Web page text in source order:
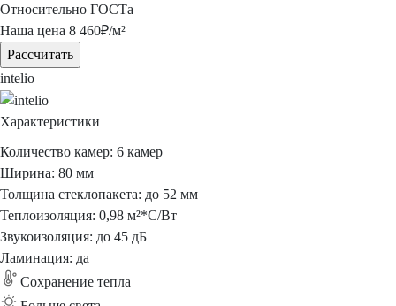
Относительно ГОСТа
Наша цена 8 460₽/м²
Рассчитать
intelio
Характеристики
Количество камер: 6 камер
Ширина: 80 мм
Толщина стеклопакета: до 52 мм
Теплоизоляция: 0,98 м²*С/Вт
Звукоизоляция: до 45 дБ
Ламинация: да
Сохранение тепла